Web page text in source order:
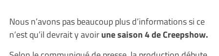
Nous n’avons pas beaucoup plus d’informations si ce
n’est qu’il devrait y avoirune saison 4 de Creepshow.